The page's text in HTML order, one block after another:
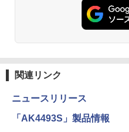
関連リンク
ニュースリリース
「AK4493S」製品情報